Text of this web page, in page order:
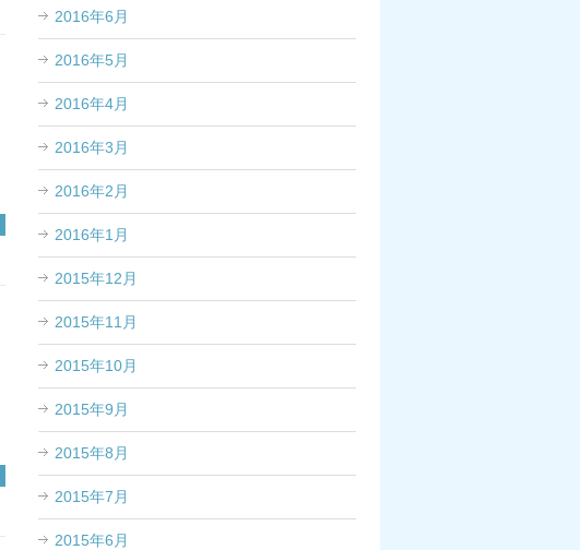
2016年6月
2016年5月
2016年4月
2016年3月
2016年2月
2016年1月
2015年12月
2015年11月
2015年10月
2015年9月
2015年8月
2015年7月
2015年6月